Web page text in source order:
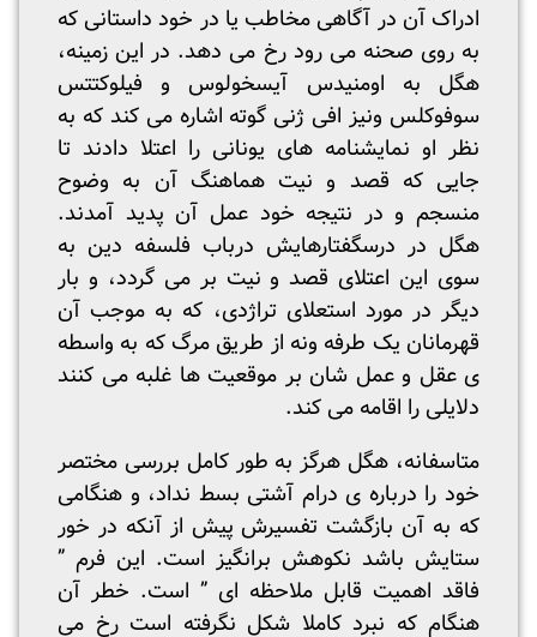
ادراک آن در آگاهی مخاطب یا در خود داستانی که
به روی صحنه می رود رخ می دهد. در این زمینه،
هگل به اومنیدس آیسخولوس و فیلوکتتس
سوفوکلس ونیز افی ژنی گوته اشاره می کند که به
نظر او نمایشنامه های یونانی را اعتلا دادند تا
جایی که قصد و نیت هماهنگ آن به وضوح
منسجم و در نتیجه خود عمل آن پدید آمدند.
هگل در درسگفتارهایش درباب فلسفه دین به
سوی این اعتلای قصد و نیت بر می گردد، و بار
دیگر در مورد استعلای تراژدی، که به موجب آن
قهرمانان یک طرفه ونه از طریق مرگ که به واسطه
ی عقل و عمل شان بر موقعیت ها غلبه می کنند
دلایلی را اقامه می کند.
متاسفانه، هگل هرگز به طور کامل بررسی مختصر
خود را درباره ی درام آشتی بسط نداد، و هنگامی
که به آن بازگشت تفسیرش پیش از آنکه در خور
ستایش باشد نکوهش برانگیز است. این فرم ”
فاقد اهمیت قابل ملاحظه ای ” است. خطر آن
هنگام که نبرد کاملا شکل نگرفته است رخ می